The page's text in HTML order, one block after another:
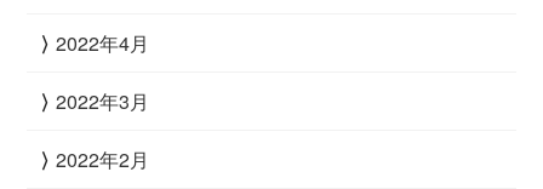
2022年4月
2022年3月
2022年2月